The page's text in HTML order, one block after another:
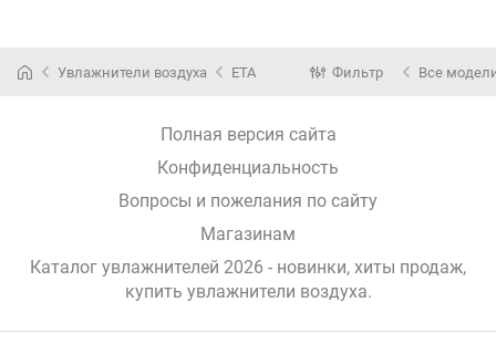
Увлажнители воздуха ETA Фильтр Все
Полная версия сайта
Конфиденциальность
Вопросы и пожелания по сайту
Магазинам
Каталог увлажнителей 2026 - новинки, хиты продаж,
купить увлажнители воздуха.